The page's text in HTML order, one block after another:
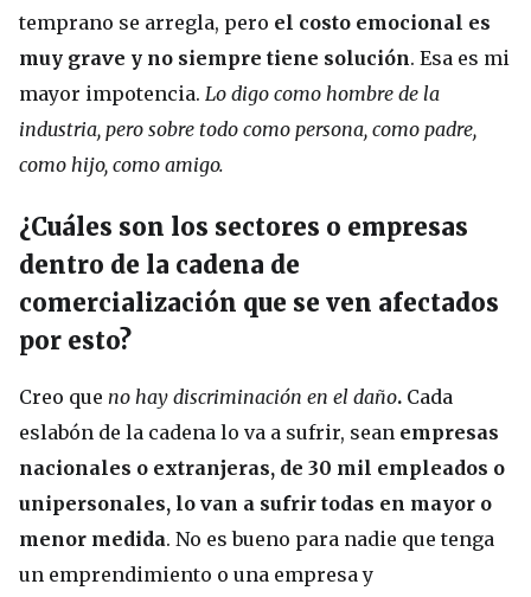
temprano se arregla, pero el costo emocional es
muy grave y no siempre tiene solución. Esa es mi
mayor impotencia. Lo digo como hombre de la
industria, pero sobre todo como persona, como padre,
como hijo, como amigo.
¿Cuáles son los sectores o empresas
dentro de la cadena de
comercialización que se ven afectados
por esto?
Creo que no hay discriminación en el daño. Cada
eslabón de la cadena lo va a sufrir, sean empresas
nacionales o extranjeras, de 30 mil empleados o
unipersonales, lo van a sufrir todas en mayor o
menor medida. No es bueno para nadie que tenga
un emprendimiento o una empresa y